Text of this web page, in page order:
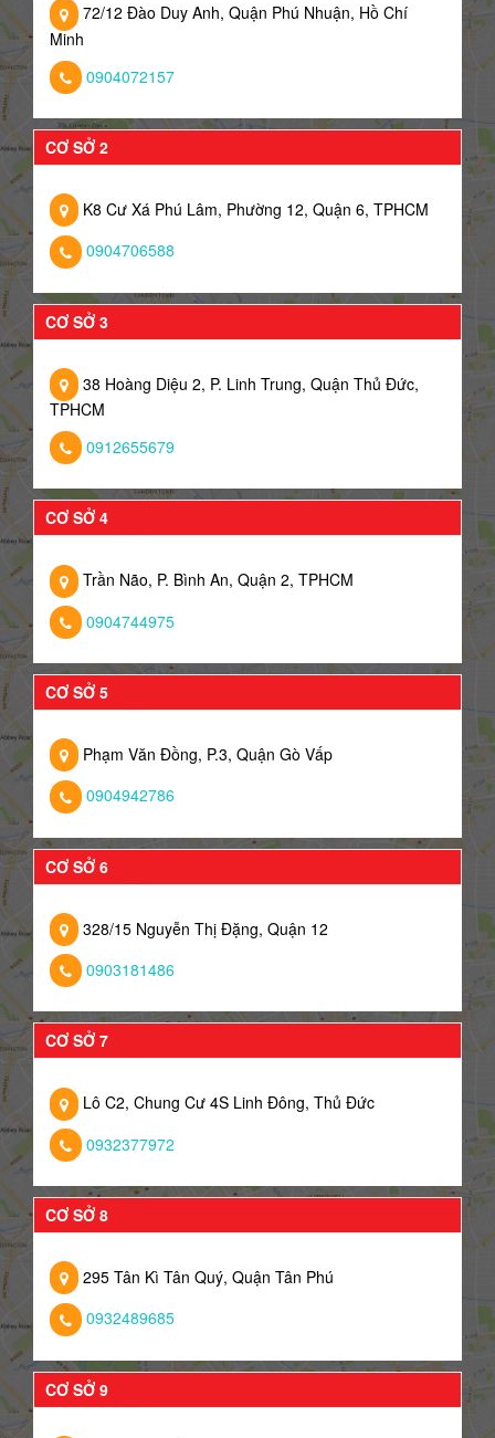
72/12 Đào Duy Anh, Quận Phú Nhuận, Hồ Chí
Minh
0904072157
CƠ SỞ 2
K8 Cư Xá Phú Lâm, Phường 12, Quận 6, TPHCM
0904706588
CƠ SỞ 3
38 Hoàng Diệu 2, P. Linh Trung, Quận Thủ Đức,
TPHCM
0912655679
CƠ SỞ 4
Trần Não, P. Bình An, Quận 2, TPHCM
0904744975
CƠ SỞ 5
Phạm Văn Đồng, P.3, Quận Gò Vấp
0904942786
CƠ SỞ 6
328/15 Nguyễn Thị Đặng, Quận 12
0903181486
CƠ SỞ 7
Lô C2, Chung Cư 4S Linh Đông, Thủ Đức
0932377972
CƠ SỞ 8
295 Tân Kì Tân Quý, Quận Tân Phú
0932489685
CƠ SỞ 9